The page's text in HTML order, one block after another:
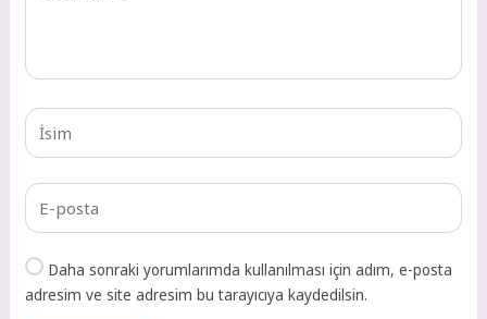
Daha sonraki yorumlarımda kullanılması için adım, e-posta
adresim ve site adresim bu tarayıcıya kaydedilsin.